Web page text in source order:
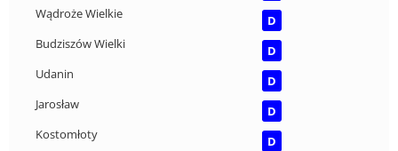
Wądroże Wielkie
D
Budziszów Wielki
D
Udanin
D
Jarosław
D
Kostomłoty
D